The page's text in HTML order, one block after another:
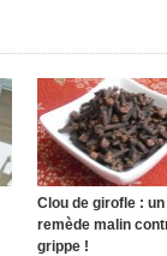
Clou de girofle : un
remède malin
grippe !